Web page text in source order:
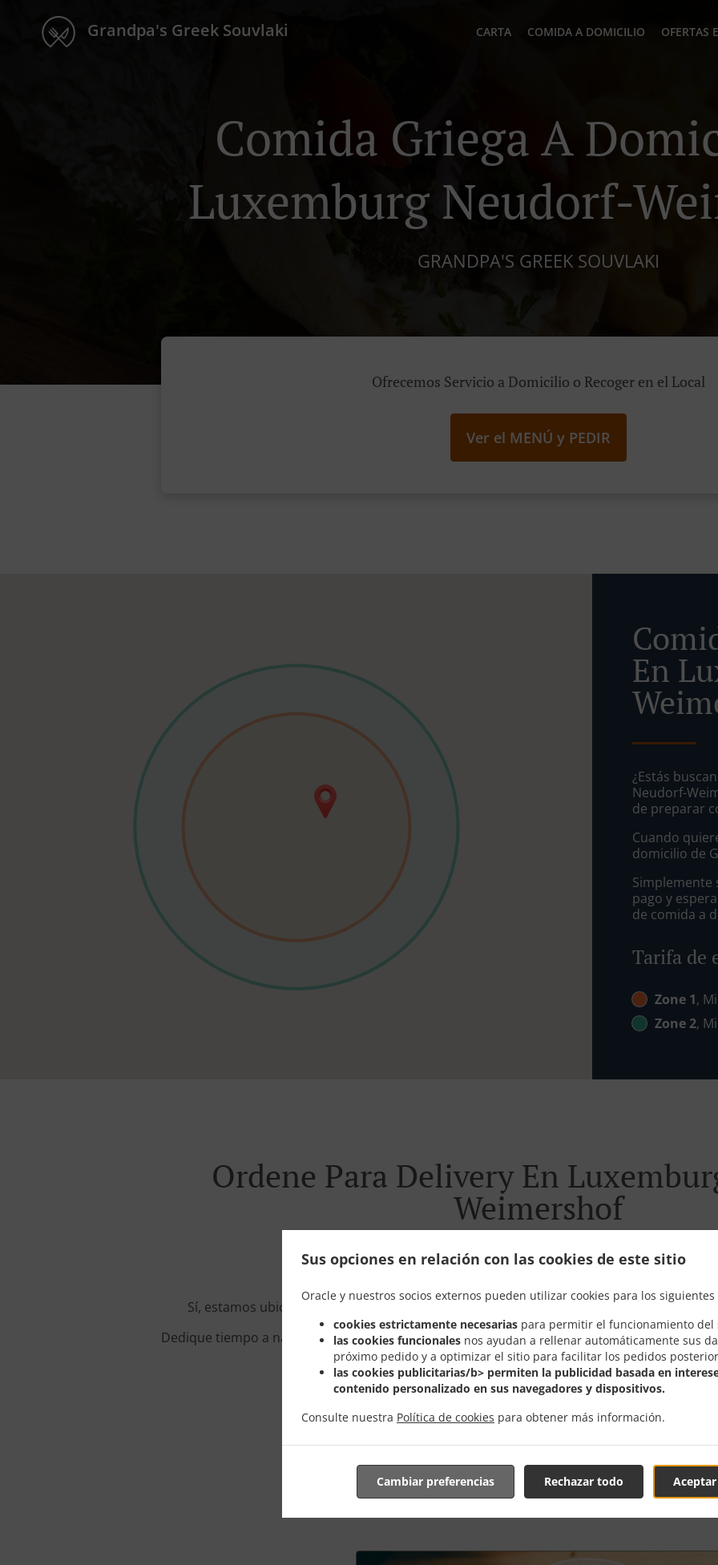
Sus opciones en relación con las cookies de este sitio
Oracle y nuestros socios externos pueden utilizar cookies para los siguientes
cookies estrictamente necesarias para permitir el funcionamiento del
las cookies funcionales nos ayudan a rellenar automáticamente sus
próximo pedido y a optimizar el sitio para facilitar los pedidos
las cookies publicitarias/b> permiten la publicidad basada en
contenido personalizado en sus navegadores y dispositivos.
Consulte nuestra Política de cookies para obtener más información.
Rechazar todo
Cambiar preferencias
Grandpa's Greek Souvlaki CARTA COMIDA A DOMICILIO OFERTAS
Comida Griega A
Luxemburg Neudorf-
GRANDPA'S GREEK SOUVLAKI
Ofrecemos Servicio a Domicilio o Recoger en el Local
Ver el MENÚ y PEDIR
En
¿Estás
Neudorf-
de preparar
Cuando
domicilio de
Simplemente
pago y
de comida a
Tarifa de
Zone 1,
Zone 2,
Ordene Para Delivery En
Weimershof
Sí, estamos ubicados cerca de Luxemburg Neudorf-Weimershof y estamos
Dedique tiempo a navegar por nuestra carta interactiva en línea y realice el pedido cuando
confirmar su pedido y hacer una estimación del tiempo.
Ofertas Especiales